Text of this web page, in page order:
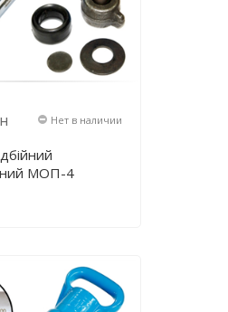
Нет в наличии
МОП-4